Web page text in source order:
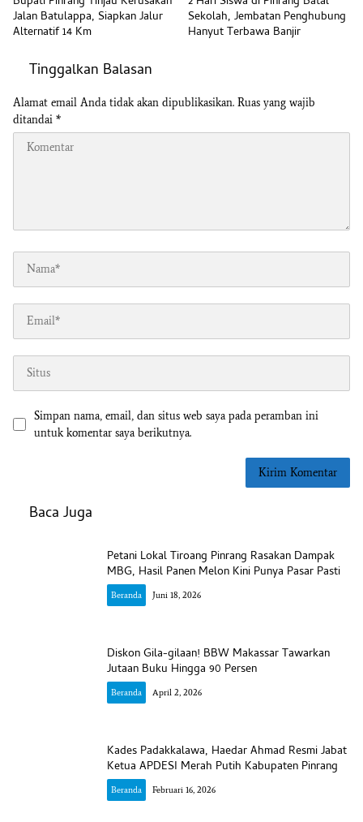
Jalan Batulappa, Siapkan Jalur
Alternatif 14 Km
Sekolah, Jembatan Penghubung
Hanyut Terbawa Banjir
Tinggalkan Balasan
Alamat email Anda tidak akan dipublikasikan. Ruas yang wajib
ditandai *
Simpan nama, email, dan situs web saya pada peramban ini
untuk komentar saya berikutnya.
Baca Juga
Petani Lokal Tiroang Pinrang Rasakan Dampak
MBG, Hasil Panen Melon Kini Punya Pasar Pasti
Beranda Juni 18, 2026
Diskon Gila-gilaan! BBW Makassar Tawarkan
Jutaan Buku Hingga 90 Persen
Beranda April 2, 2026
Kades Padakkalawa, Haedar Ahmad Resmi Jabat
Ketua APDESI Merah Putih Kabupaten Pinrang
Beranda Februari 16, 2026